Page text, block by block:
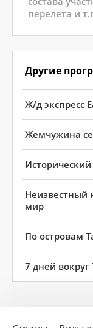
Другие
Ж/д экспресс
Жемчужина
Неизвестный
мир
По островам
7 дней вокруг
перелета и